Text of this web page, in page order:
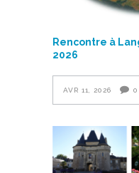
Rencontre à
2026
AVR 11, 2026 0